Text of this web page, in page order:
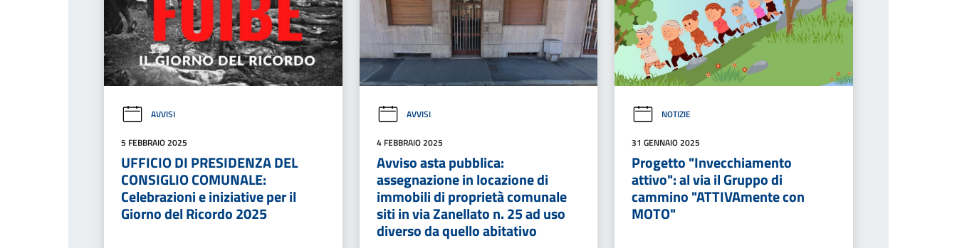
AVVISI
5 FEBBRAIO 2025
UFFICIO DI PRESIDENZA DEL
CONSIGLIO COMUNALE:
Celebrazioni e iniziative per il
Giorno del Ricordo 2025
AVVISI
4 FEBBRAIO 2025
Avviso asta pubblica:
assegnazione in locazione di
immobili di proprietà comunale
siti in via Zanellato n. 25 ad uso
diverso da quello abitativo
NOTIZIE
31 GENNAIO 2025
Progetto "Invecchiamento
attivo": al via il Gruppo di
cammino "ATTIVAmente con
MOTO"